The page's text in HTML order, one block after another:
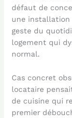
défaut de
une installation
geste du
logement qui
normal.
Cas concret
locataire
de cuisine qui
premier